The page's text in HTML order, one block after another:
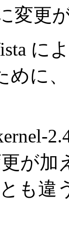
変更
に
めに
更が
とも違